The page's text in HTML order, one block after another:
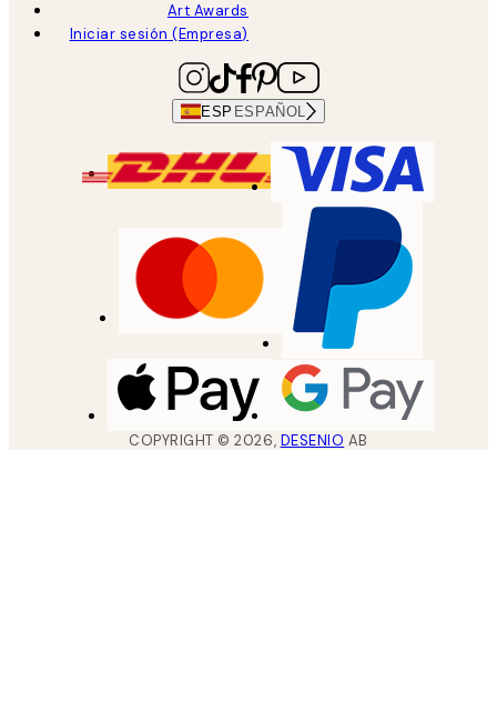
Art Awards
Iniciar sesión (Empresa)
ESP ESPAÑOL
COPYRIGHT ©2026, DESENIO AB